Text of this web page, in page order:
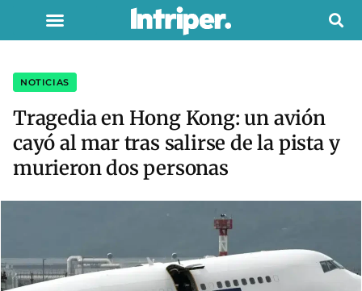
NOTICIAS
Tragedia en Hong Kong: un avión
cayó al mar tras salirse de la pista y
murieron dos personas